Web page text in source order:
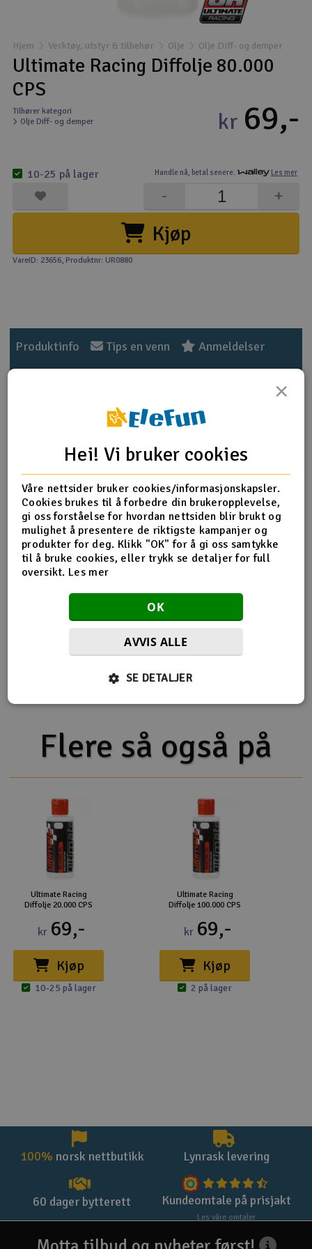
Droner
Droner for FPV
Fly
Helikopter
Kamerautstyr
Modellbygging, LEGO & byggesett
Modelljernbane
Outlet
Radioutstyr
Smarthjem, lek & hobby
Solenergi
Sparkesykler & elkjøretøy
Verktøy, utstyr & tilbehør
Hjem Verktøy, utstyr & tilbehør Olje Olje Diff- og demper
Ultimate Racing Diffolje 80.000
CPS
Tilhører kategori
Olje Diff- og demper
Handle nå, betal senere. Les mer
kr 69,-
Kjøp
+
-
10-25 på lager
VareID: 23656, Produktnr: UR0880
Produktinfo Tips en venn Anmeldelser
Produktinformasjon
Flaske med 60ml Ultimate Racing 80.000 cSt silikon
differensial olje for 1:8 skala offroad buggy. Brukes også av
mange til 1:10 skala on-road touring. Ultimate Racing
differential olje er laget av 100% ren silikonolje og vil
ikke bli tynnere i varmt vær, eller tykkere i kaldt vær. Jo
tykkere olja er, jo mindre vil differensialen slå ut i
svingene og hjulene gå i ulik hastighet. Å endre
differensialolje i diffene er en av de viktigste
tuningmulighetene på off-road buggier. Ultimate Racing
silikon olje inneholder antifriksjons tilsetninger for å
60ml
80000cSt
100% Silikon olje
Flere så også på
Ultimate Racing
Diffolje 20.000 CPS
kr 69,-
Kjøp
10-25 på lager
Ultimate Racing
Diffolje 100.000 CPS
kr 69,-
Kjøp
2 på lager
100% norsk nettbutikk Lynrask levering
60 dager bytterett Kundeomtale på prisjakt
Les våre omtaler
×
Hei! Vi bruker cookies
Våre nettsider bruker cookies/informasjonskapsler.
Cookies brukes til å forbedre din brukeropplevelse,
gi oss forståelse for hvordan nettsiden blir brukt og
mulighet å presentere de riktigste kampanjer og
produkter for deg. Klikk "OK" for å gi oss samtykke
til å bruke cookies, eller trykk se detaljer for full
oversikt. Les mer
OK
AVVIS ALLE
SE DETALJER